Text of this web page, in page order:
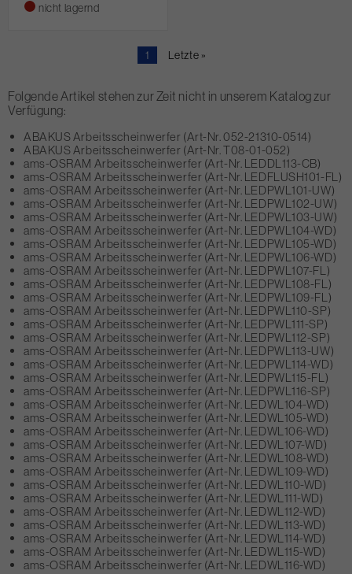
nicht lagernd
Aktuelle
Seite
1
Letzte
Letzte »
Folgende Artikel stehen zur Zeit nicht in unserem Katalog zur
Verfügung:
ABAKUS Arbeitsscheinwerfer (Art-Nr. 052-21310-0514)
ABAKUS Arbeitsscheinwerfer (Art-Nr. T08-01-052)
ams-OSRAM Arbeitsscheinwerfer (Art-Nr. LEDDL113-CB)
ams-OSRAM Arbeitsscheinwerfer (Art-Nr. LEDFLUSH101-FL)
ams-OSRAM Arbeitsscheinwerfer (Art-Nr. LEDPWL101-UW)
ams-OSRAM Arbeitsscheinwerfer (Art-Nr. LEDPWL102-UW)
ams-OSRAM Arbeitsscheinwerfer (Art-Nr. LEDPWL103-UW)
ams-OSRAM Arbeitsscheinwerfer (Art-Nr. LEDPWL104-WD)
ams-OSRAM Arbeitsscheinwerfer (Art-Nr. LEDPWL105-WD)
ams-OSRAM Arbeitsscheinwerfer (Art-Nr. LEDPWL106-WD)
ams-OSRAM Arbeitsscheinwerfer (Art-Nr. LEDPWL107-FL)
ams-OSRAM Arbeitsscheinwerfer (Art-Nr. LEDPWL108-FL)
ams-OSRAM Arbeitsscheinwerfer (Art-Nr. LEDPWL109-FL)
ams-OSRAM Arbeitsscheinwerfer (Art-Nr. LEDPWL110-SP)
ams-OSRAM Arbeitsscheinwerfer (Art-Nr. LEDPWL111-SP)
ams-OSRAM Arbeitsscheinwerfer (Art-Nr. LEDPWL112-SP)
ams-OSRAM Arbeitsscheinwerfer (Art-Nr. LEDPWL113-UW)
ams-OSRAM Arbeitsscheinwerfer (Art-Nr. LEDPWL114-WD)
ams-OSRAM Arbeitsscheinwerfer (Art-Nr. LEDPWL115-FL)
ams-OSRAM Arbeitsscheinwerfer (Art-Nr. LEDPWL116-SP)
ams-OSRAM Arbeitsscheinwerfer (Art-Nr. LEDWL104-WD)
ams-OSRAM Arbeitsscheinwerfer (Art-Nr. LEDWL105-WD)
ams-OSRAM Arbeitsscheinwerfer (Art-Nr. LEDWL106-WD)
ams-OSRAM Arbeitsscheinwerfer (Art-Nr. LEDWL107-WD)
ams-OSRAM Arbeitsscheinwerfer (Art-Nr. LEDWL108-WD)
ams-OSRAM Arbeitsscheinwerfer (Art-Nr. LEDWL109-WD)
ams-OSRAM Arbeitsscheinwerfer (Art-Nr. LEDWL110-WD)
ams-OSRAM Arbeitsscheinwerfer (Art-Nr. LEDWL111-WD)
ams-OSRAM Arbeitsscheinwerfer (Art-Nr. LEDWL112-WD)
ams-OSRAM Arbeitsscheinwerfer (Art-Nr. LEDWL113-WD)
ams-OSRAM Arbeitsscheinwerfer (Art-Nr. LEDWL114-WD)
ams-OSRAM Arbeitsscheinwerfer (Art-Nr. LEDWL115-WD)
ams-OSRAM Arbeitsscheinwerfer (Art-Nr. LEDWL116-WD)